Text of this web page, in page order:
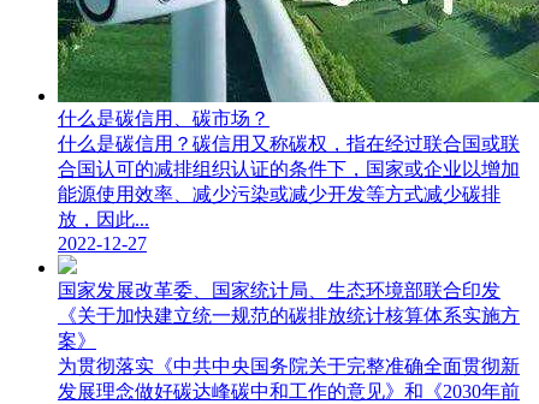
什么是碳信用、碳市场？
什么是碳信用？碳信用又称碳权，指在经过联合国或联
合国认可的减排组织认证的条件下，国家或企业以增加
能源使用效率、减少污染或减少开发等方式减少碳排
放，因此...
2022-12-27
国家发展改革委、国家统计局、生态环境部联合印发
《关于加快建立统一规范的碳排放统计核算体系实施方
案》
为贯彻落实《中共中央国务院关于完整准确全面贯彻新
发展理念做好碳达峰碳中和工作的意见》和《2030年前